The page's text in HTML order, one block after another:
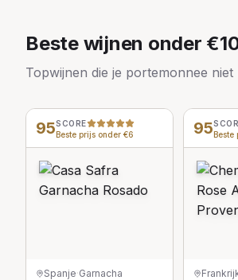
Beste wijnen onder
Topwijnen die je portemonnee niet
95SCORE
Beste prijs onder €6
Spanje·Garnacha
95Beste